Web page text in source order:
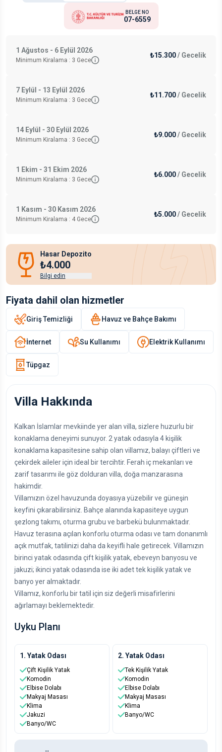
BELGE NO
07-6559
1 Ağustos - 6 Eylül 2026
Minimum Kiralama : 3 Gece
₺15.300/ Gecelik
7 Eylül - 13 Eylül 2026
Minimum Kiralama : 3 Gece
₺11.700/ Gecelik
14 Eylül - 30 Eylül 2026
Minimum Kiralama : 3 Gece
₺9.000/ Gecelik
1 Ekim - 31 Ekim 2026
Minimum Kiralama : 3 Gece
₺6.000/ Gecelik
1 Kasım - 30 Kasım 2026
Minimum Kiralama : 4 Gece
₺5.000/ Gecelik
Hasar Depozito
₺4.000
Bilgi edin
Fiyata dahil olan hizmetler
Giriş Temizliği Havuz ve Bahçe Bakımı
İnternet Su Kullanımı Elektrik Kullanımı
Tüpgaz
Villa Hakkında
Kalkan İslamlar mevkiinde yer alan villa, sizlere huzurlu bir
konaklama deneyimi sunuyor. 2 yatak odasıyla 4 kişilik
konaklama kapasitesine sahip olan villamız, balayı çiftleri ve
çekirdek aileler için ideal bir tercihtir. Ferah iç mekanları ve
zarif tasarımı ile göz dolduran villa, doğa manzarasına
hakimdir.
Villamızın özel havuzunda doyasıya yüzebilir ve güneşin
keyfini çıkarabilirsiniz. Bahçe alanında kapasiteye uygun
şezlong takımı, oturma grubu ve barbekü bulunmaktadır.
Havuz terasına açılan konforlu oturma odası ve tam donanımlı
açık mutfak, tatilinizi daha da keyifli hale getirecek. Villamızın
birinci yatak odasında çift kişilik yatak, ebeveyn banyosu ve
jakuzi; ikinci yatak odasında ise iki adet tek kişilik yatak ve
banyo yer almaktadır.
Villamız, konforlu bir tatil için siz değerli misafirlerini
ağırlamayı beklemektedir.
Uyku Planı
1. Yatak Odası
Çift Kişilik Yatak
Komodin
Elbise Dolabı
Makyaj Masası
Klima
Jakuzi
Banyo/WC
2. Yatak Odası
Tek Kişilik Yatak
Komodin
Elbise Dolabı
Makyaj Masası
Klima
Banyo/WC